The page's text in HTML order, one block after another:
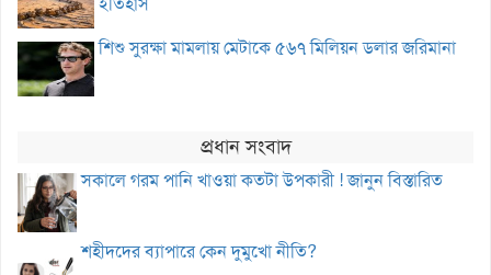
শিশু সুরক্ষা মামলায় মেটাকে ৫৬৭ মিলিয়ন ডলার জরিমানা
প্রধান সংবাদ
সকালে গরম পানি খাওয়া কতটা উপকারী ! জানুন বিস্তারিত
শহীদদের ব্যাপারে কেন দুমুখো নীতি?